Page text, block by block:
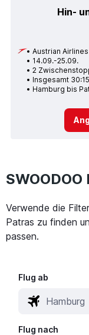
Hin-
Austrian Airlines
14.09.-25.09.
2
Insgesamt
Hamburg bis
Verwende die
Patras zu finden
passen.
Flug ab
Flug nach